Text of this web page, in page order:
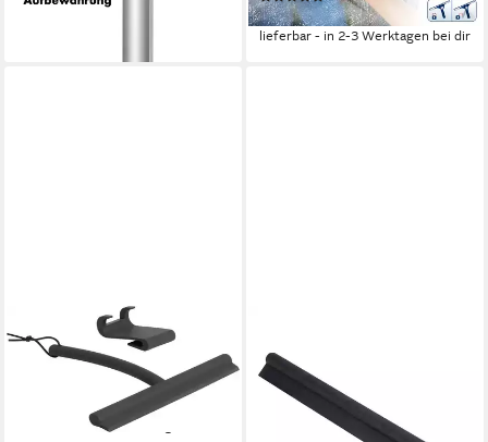
ab 11,49 €
lieferbar - in 2-3 Werktagen bei dir
Duschabzieher Velvet
29,95 €
lieferbar - in 6-8 Werktagen bei dir